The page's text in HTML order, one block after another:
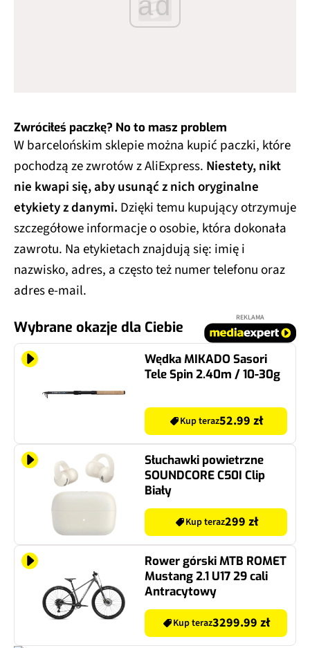
Zwróciłeś paczkę? No to masz problem
W barcelońskim sklepie można kupić paczki, które
pochodzą ze zwrotów z AliExpress. Niestety, nikt
nie kwapi się, aby usunąć z nich oryginalne
etykiety z danymi. Dzięki temu kupujący otrzymuje
szczegółowe informacje o osobie, która dokonała
zawrotu. Na etykietach znajdują się: imię i
nazwisko, adres, a często też numer telefonu oraz
adres e-mail.
Wybrane okazje dla Ciebie
REKLAMA
Wędka MIKADO Sasori
Tele Spin 2.40m / 10-30g
Kup teraz52.99 zł
Słuchawki powietrzne
SOUNDCORE C50I Clip
Biały
Kup teraz299 zł
Rower górski MTB ROMET
Mustang 2.1 U17 29 cali
Antracytowy
Kup teraz3299.99 zł